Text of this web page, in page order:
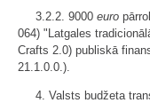
3.2.2. 9000 euro
064) "Latgales
Crafts 2.0) publiskā
21.1.0.0.).
4. Valsts budžeta